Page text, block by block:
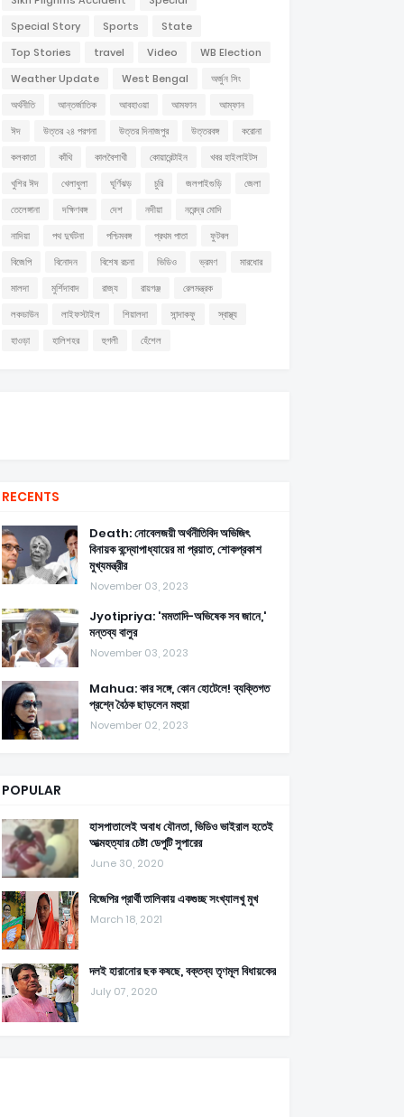
Special Story
Sports
State
Top Stories
travel Video
WB Election
Weather Update
West Bengal
অর্জুন সিং
অর্থনীতি
আন্তর্জাতিক আবহাওয়া আমফান
আম্ফান
ঈদ
উত্তর ২৪ পরগনা উত্তর দিনাজপুর উত্তরবঙ্গ
করোনা
কলকাতা
কাঁথি কালবৈশাখী কোয়ারেন্টাইন
খবর হাইলাইটস
খুশির ঈদ
খেলাধুলা ঘূর্ণিঝড় চুরি জলপাইগুড়ি
জেলা
তেলেঙ্গানা
দক্ষিণবঙ্গ দেশ নদীয়া
নরেন্দ্র মোদি
নাদিয়া
পথ দুর্ঘটনা পশ্চিমবঙ্গ প্রথম পাতা
ফুটবল
বিজেপি
বিনোদন বিশেষ রচনা ভিডিও ভ্রমণ
মারধোর
মালদা
মুর্শিদাবাদ রাজ্য রায়গঞ্জ
রেলমন্ত্রক
লকডাউন
লাইফস্টাইল শিয়ালদা সান্দাকফু
স্বাস্থ্য
হাওড়া
হালিশহর হুগলী হেঁশেল
RECENTS
Death: নোবেলজয়ী অর্থনীতিবিদ অভিজিৎ
বিনায়ক বন্দ্যোপাধ্যায়ের মা প্রয়াত, শোকপ্রকাশ
মুখ্যমন্ত্রীর
November 03, 2023
Jyotipriya: 'মমতাদি-অভিষেক সব জানে,'
মন্তব্য বালুর
November 03, 2023
Mahua: কার সঙ্গে, কোন হোটেলে! ব্যক্তিগত
প্রশ্নে বৈঠক ছাড়লেন মহুয়া
November 02, 2023
POPULAR
হাসপাতালেই অবাধ যৌনতা, ভিডিও ভাইরাল হতেই
আত্মহত্যার চেষ্টা ডেপুটি সুপারের
June 30, 2020
বিজেপির প্রার্থী তালিকায় একগুচ্ছ সংখ্যালখু মুখ
March 18, 2021
দলই হারানোর ছক কষছে, বক্তব্য তৃণমূল বিধায়কের
July 07, 2020